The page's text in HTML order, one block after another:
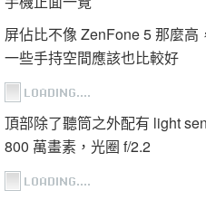
屏佔比不像 ZenFone 5 那麼
一些手持空間應該也比較好
頂部除了聽筒之外配有 light
800 萬畫素，光圈 f/2.2